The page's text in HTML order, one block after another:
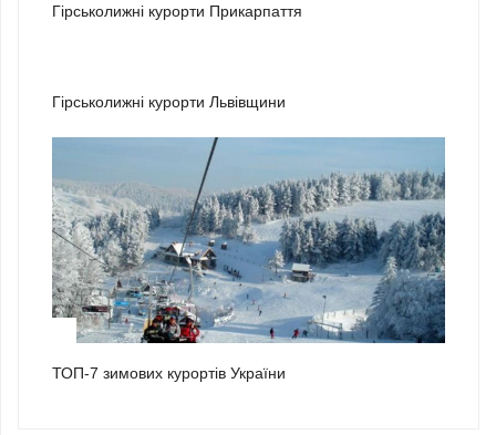
Гірськолижні курорти Прикарпаття
Гірськолижні курорти Львівщини
ТОП-7 зимових курортів України